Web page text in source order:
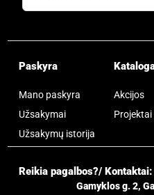
Paskyra
Mano paskyra
Užsakymai
Užsakymų istorija
Akcijos
Projektai
Reikia pagalbos?/ Kontaktai:
Gamyklos g. 2,